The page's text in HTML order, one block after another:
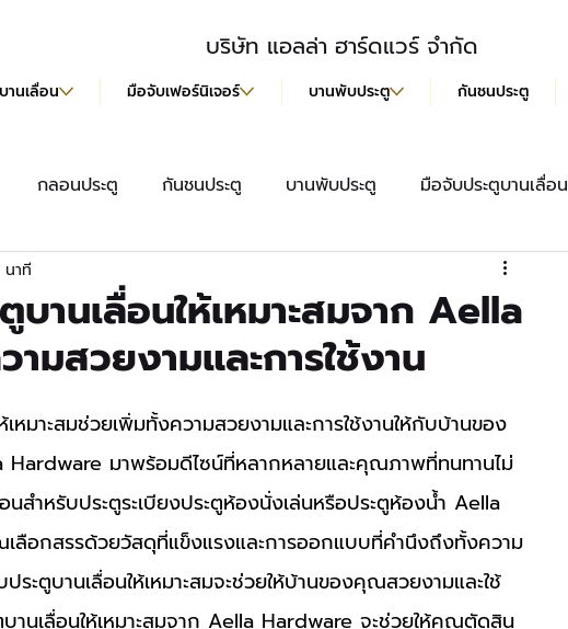
บริษัท แอลล่า ฮาร์ดแวร์ จำกัด
านเลื่อน มือจับเฟอร์นิเจอร์ บานพับประตู กันชนประตู
กลอนประตู กันชนประตู บานพับประตู มือจับประตูบานเลื่อน
บานพับผีเสื้อ มือจับฝังบานเลื่อน
านเลื่อนให้เหมาะสมจาก Aella
มสวยงามและการใช้งาน
นาที
มาพร้อมดีไซน์ที่หลากหลายและคุณภาพที่ทนทานไม่
สำหรับประตูระเบียงประตูห้องนั่งเล่นหรือประตูห้องน้ำ Aella
ลือกสรรด้วยวัสดุที่แข็งแรงและการออกแบบที่คำนึงถึงทั้งความ
ระตูบานเลื่อนให้เหมาะสมจะช่วยให้บ้านของคุณสวยงามและใช้
านเลื่อนให้เหมาะสมจาก Aella Hardware จะช่วยให้คุณตัดสิน